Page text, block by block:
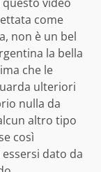
video
come
non è un bel
la bella
che le
ulteriori
nulla da
altro tipo
così
dato da